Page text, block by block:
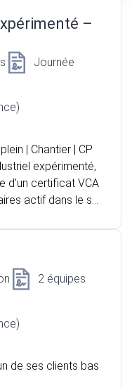
–
Journée
| Chantier | CP
expérimenté,
d'un certificat VCA
actif dans le se
d'un bâtiment actu
de maniè
et serez
pour la réalisation
2 équipes
de ses clients bas